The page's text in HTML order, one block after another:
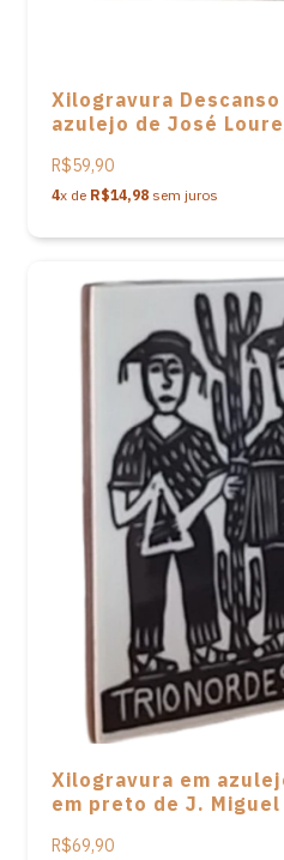
Xilogravura
azulejo de José
R$59,90
4x de R$14,98 sem juros
Xilogravura em
em preto de J.
R$69,90